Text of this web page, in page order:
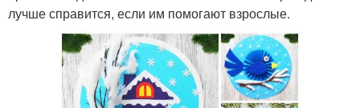
лучше справится, если им помогают взрослые.